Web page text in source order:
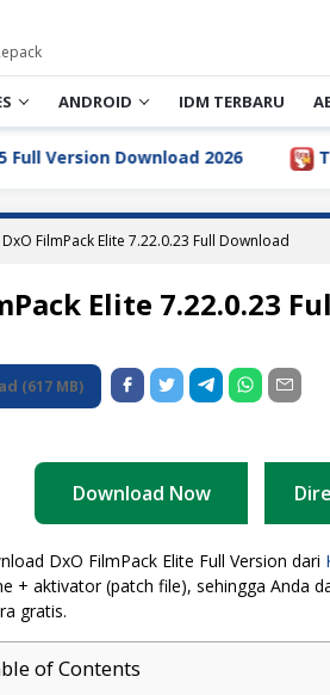
ANDROID IDM TERBARU
2026 TubeMate
DxO FilmPack Elite 7.22.0.23 Full Download
Elite 7.22.0.23
(617 MB)
Download Now
DxO FilmPack Elite Full Version dari
+ aktivator (patch file), sehingga Anda
gratis.
of Contents